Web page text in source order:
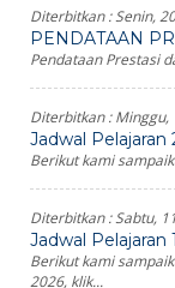
Diterbitkan :Senin,
PENDATAAN
Pendataan Prestasi
Diterbitkan :Minggu,
Jadwal Pelajaran
Berikut kami
Diterbitkan :Sabtu,
Jadwal Pelajaran
Berikut kami
2026, klik...